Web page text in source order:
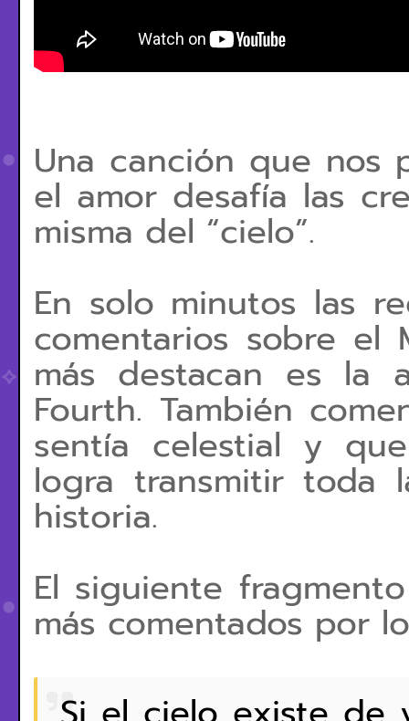
Una canción que nos
el amor desafía las
misma del “cielo”.
En solo minutos las
comentarios sobre
más destacan es la
Fourth. También
sentía celestial y
logra transmitir toda
historia.
El siguiente
más comentados por